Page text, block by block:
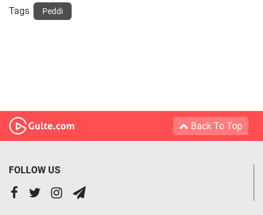
Tags Peddi
Back To Top
FOLLOW US